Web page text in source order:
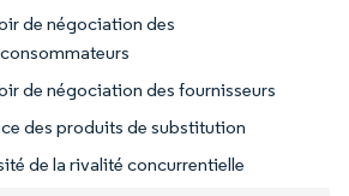
de négociation des
de négociation des fournisseurs
des produits de substitution
de la rivalité concurrentielle